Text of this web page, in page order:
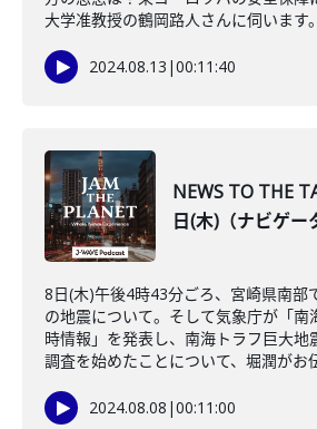
大学准教授の鶴岡路人さんに伺います。
2024.08.13 |00:11:40
NEWS TO THE
日(木)（ナビゲー
8日(木)午後4時43分ごろ、宮崎県南部
の地震について。そして気象庁が「南
時情報」を発表し、南海トラフ巨大地
調査を始めたことについて、堀潤がお
2024.08.08 |00:11:00